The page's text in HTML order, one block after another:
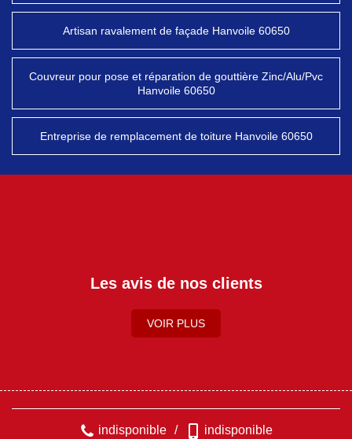
Artisan ravalement de façade Hanvoile 60650
Couvreur pour pose et réparation de gouttière Zinc/Alu/Pvc
Hanvoile 60650
Entreprise de remplacement de toiture Hanvoile 60650
Les avis de nos clients
VOIR PLUS
indisponible / indisponible